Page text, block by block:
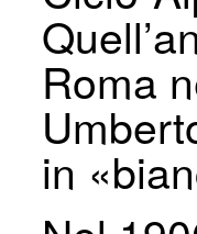
Roma
in